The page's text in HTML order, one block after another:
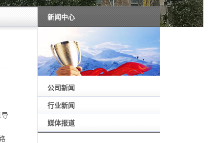
导
新闻中心
公司新闻
行业新闻
媒体报道